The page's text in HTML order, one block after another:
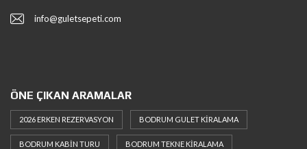
info@guletsepeti.com
ÖNE ÇIKAN ARAMALAR
2026 ERKEN REZERVASYON BODRUM GULET KIRALAMA
BODRUM KABIN TURU BODRUM TEKNE KIRALAMA